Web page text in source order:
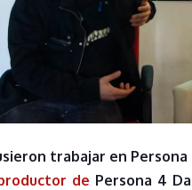
trabajar en
de Persona 4